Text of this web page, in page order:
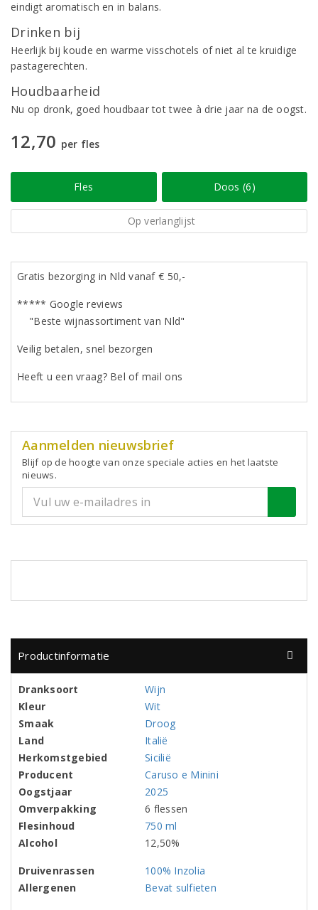
eindigt aromatisch en in balans.
Drinken bij
Heerlijk bij koude en warme visschotels of niet al te kruidige
pastagerechten.
Houdbaarheid
Nu op dronk, goed houdbaar tot twee à drie jaar na de oogst.
12,70 per fles
Fles Doos (6)
Op verlanglijst
Gratis bezorging in Nld vanaf € 50,-
***** Google reviews
"Beste wijnassortiment van Nld"
Veilig betalen, snel bezorgen
Heeft u een vraag? Bel of mail ons
Aanmelden nieuwsbrief
Blijf op de hoogte van onze speciale acties en het laatste
nieuws.
Productinformatie
Dranksoort
Wijn
Kleur
Wit
Smaak
Droog
Land
Italië
Herkomstgebied
Sicilië
Producent
Caruso e Minini
Oogstjaar
2025
Omverpakking
6 flessen
Flesinhoud
750 ml
Alcohol
12,50%
Druivenrassen
100% Inzolia
Allergenen
Bevat sulfieten